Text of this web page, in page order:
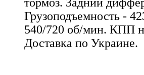
Грузоподъемность -
540/720 об/мин. КПП
Доставка по Украине.